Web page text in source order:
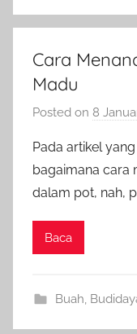
Cara
Madu
Posted on 8
Pada artikel
bagaimana cara
dalam pot, nah,
Baca
Buah,